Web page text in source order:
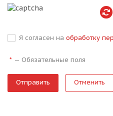
Я согласен на обработку
* — Обязательные поля
Отменить